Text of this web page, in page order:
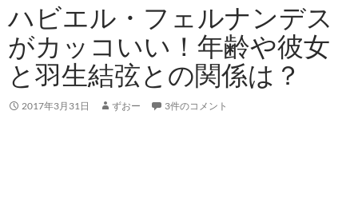
ハビエル・フェルナンデス
がカッコいい！年齢や彼女
と羽生結弦との関係は？
2017年3月31日 ずおー 3件のコメント